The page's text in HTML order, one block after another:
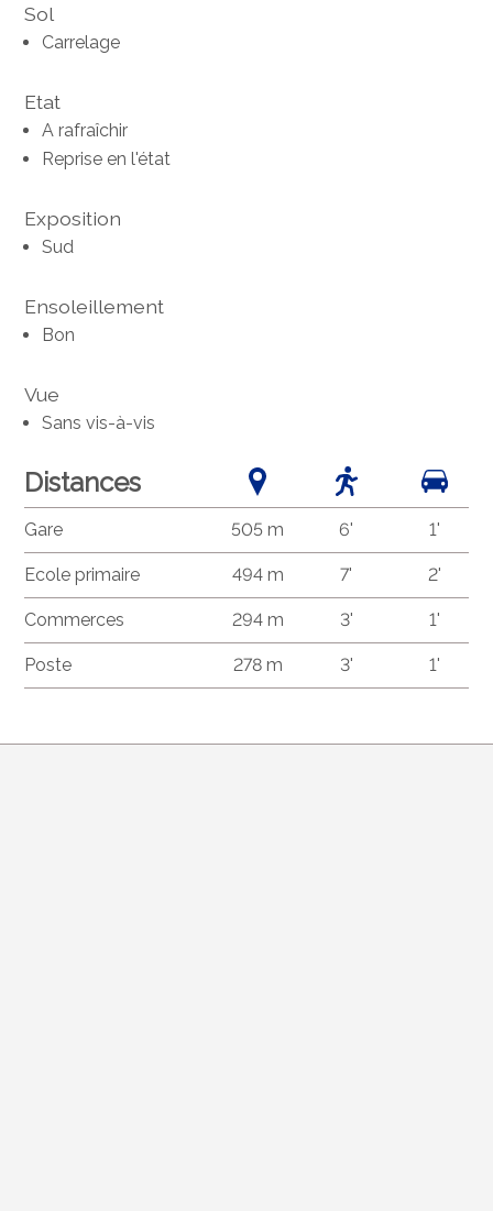
Sol
Carrelage
Etat
A rafraîchir
Reprise en l'état
Exposition
Sud
Ensoleillement
Bon
Vue
Sans vis-à-vis
Distances
Gare 505 m 6' 1'
Ecole primaire 494 m 7' 2'
Commerces 294 m 3' 1'
Poste 278 m 3' 1'